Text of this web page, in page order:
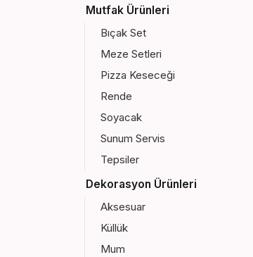
Mutfak Ürünleri
Bıçak Set
Meze Setleri
Pizza Keseceği
Rende
Soyacak
Sunum Servis
Tepsiler
Dekorasyon Ürünleri
Aksesuar
Küllük
Mum